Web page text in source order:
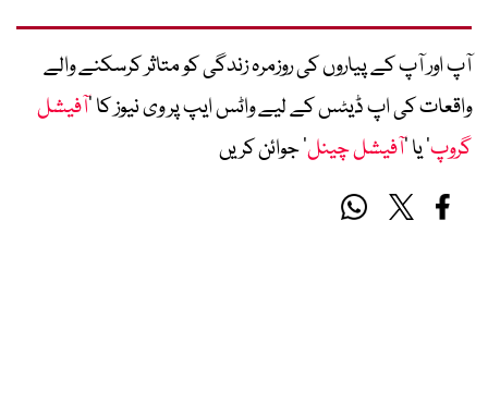
آپ اور آپ کے پیاروں کی روزمرہ زندگی کو متاثر کرسکنے والے
واقعات کی اپ ڈیٹس کے لیے واٹس ایپ پر وی نیوز کا ’آفیشل
گروپ‘ یا ’آفیشل چینل‘ جوائن کریں